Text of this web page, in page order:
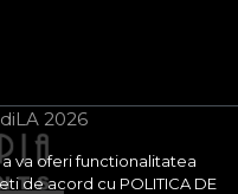
va oferi functionalitatea
de acord cu POLITICA DE
2026